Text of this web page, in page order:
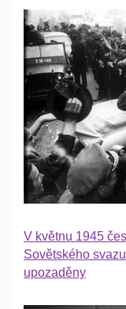
V květnu 1945
Sovětského
upozaděny